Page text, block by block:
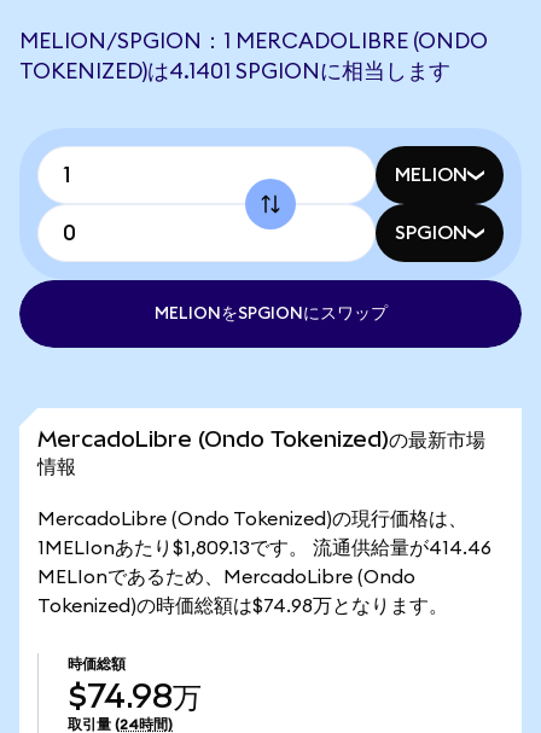
MELION/SPGION：1 MERCADOLIBRE (ONDO
TOKENIZED)は4.1401 SPGIONに相当します
MELION
SPGION
MELIONをSPGIONにスワップ
MercadoLibre (Ondo Tokenized)の最新市場
情報
MercadoLibre (Ondo Tokenized)の現行価格は、
1MELIonあたり$1,809.13です。 流通供給量が414.46
MELIonであるため、MercadoLibre (Ondo
Tokenized)の時価総額は$74.98万となります。
時価総額
$74.98万
取引量 (24時間)